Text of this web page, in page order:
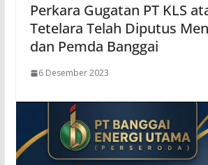
Perkara Gugatan PT KLS
Tetelara Telah Diputus
dan Pemda Banggai
6 Desember 2023